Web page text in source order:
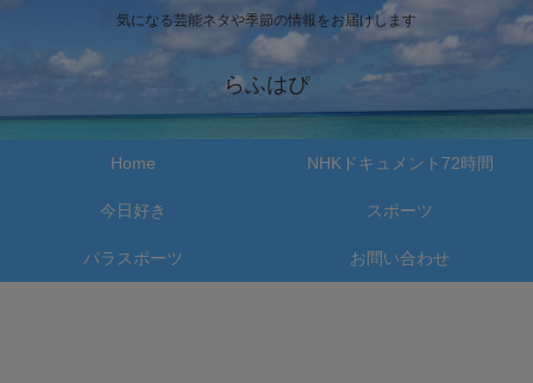
気になる芸能ネタや季節の情報をお届けします
らふはぴ
Home NHKドキュメント72時間
今日好き スポーツ
パラスポーツ お問い合わせ